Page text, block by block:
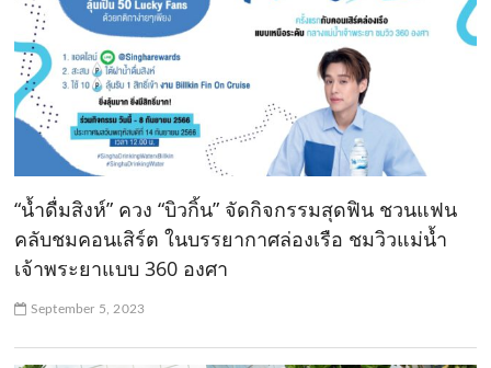
“น้ำดื่มสิงห์” ควง “บิวกิ้น” จัดกิจกรรมสุดฟิน ชวนแฟน
คลับชมคอนเสิร์ต ในบรรยากาศล่องเรือ ชมวิวแม่น้ำ
เจ้าพระยาแบบ 360 องศา
September 5, 2023